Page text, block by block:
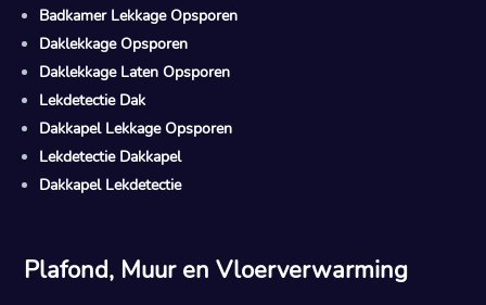
Badkamer Lekkage Opsporen
Daklekkage Opsporen
Daklekkage Laten Opsporen
Lekdetectie Dak
Dakkapel Lekkage Opsporen
Lekdetectie Dakkapel
Dakkapel Lekdetectie
Plafond, Muur en Vloerverwarming